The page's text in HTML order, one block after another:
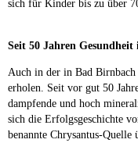
sich für Kinder bis zu über
Seit 50 Jahren Gesundheit
Auch in der in Bad Birnbach
erholen. Seit vor gut 50
dampfende und hoch
sich die Erfolgsgeschichte
benannte Chrysantus-